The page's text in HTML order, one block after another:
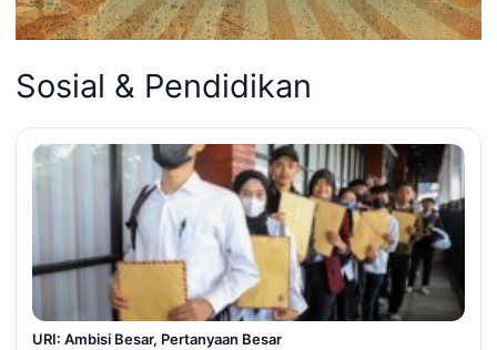
Sosial & Pendidikan
URI: Ambisi Besar, Pertanyaan Besar